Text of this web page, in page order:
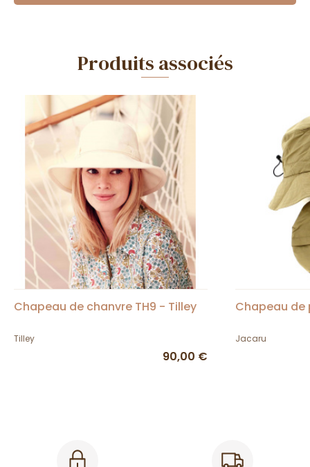
Produits associés
Chapeau de chanvre TH9 - Tilley
Tilley
90,00 €
Chapeau
Jacaru